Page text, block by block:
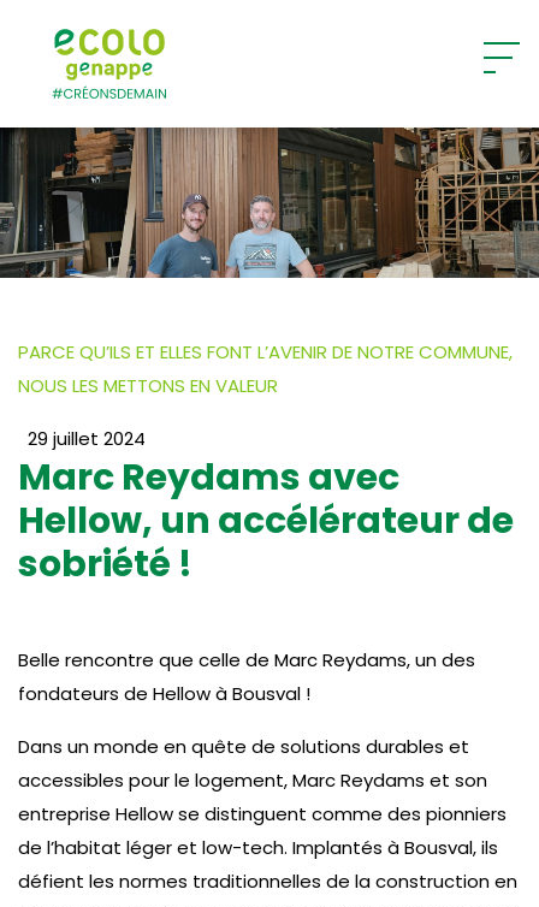
Ecolo – Genappe
PARCE QU’ILS ET ELLES FONT L’AVENIR DE NOTRE COMMUNE,
NOUS LES METTONS EN VALEUR
29 juillet 2024
Marc Reydams avec
Hellow, un accélérateur de
sobriété !
Belle rencontre que celle de Marc Reydams, un des
fondateurs de Hellow à Bousval !
Dans un monde en quête de solutions durables et
accessibles pour le logement, Marc Reydams et son
entreprise Hellow se distinguent comme des pionniers
de l’habitat léger et low-tech. Implantés à Bousval, ils
défient les normes traditionnelles de la construction en